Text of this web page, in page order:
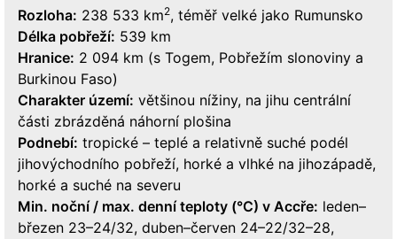
Rozloha: 238 533 km2, téměř velké jako Rumunsko
Délka pobřeží: 539 km
Hranice: 2 094 km (s Togem, Pobřežím slonoviny a
Burkinou Faso)
Charakter území: většinou nížiny, na jihu centrální
části zbrázděná náhorní plošina
Podnebí: tropické – teplé a relativně suché podél
jihovýchodního pobřeží, horké a vlhké na jihozápadě,
horké a suché na severu
Min. noční / max. denní teploty (°C) v Accře: leden–
březen 23–24/32, duben–červen 24–22/32–28,